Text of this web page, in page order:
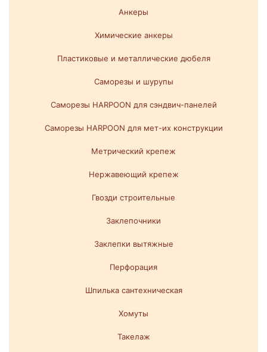
Анкеры
Химические анкеры
Пластиковые и металлические дюбеля
Саморезы и шурупы
Саморезы HARPOON для сэндвич-панелей
Саморезы HARPOON для мет-их конструкции
Метрический крепеж
Нержавеющий крепеж
Гвозди строительные
Заклепочники
Заклепки вытяжные
Перфорация
Шпилька сантехническая
Хомуты
Такелаж